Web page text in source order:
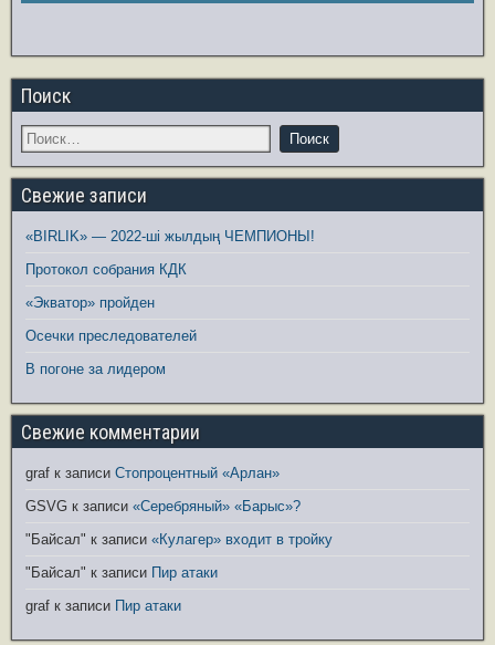
Поиск
Свежие записи
«BIRLIK» — 2022-ші жылдың ЧЕМПИОНЫ!
Протокол собрания КДК
«Экватор» пройден
Осечки преследователей
В погоне за лидером
Свежие комментарии
graf к записи Стопроцентный «Арлан»
GSVG к записи «Серебряный» «Барыс»?
"Байсал" к записи «Кулагер» входит в тройку
"Байсал" к записи Пир атаки
graf к записи Пир атаки